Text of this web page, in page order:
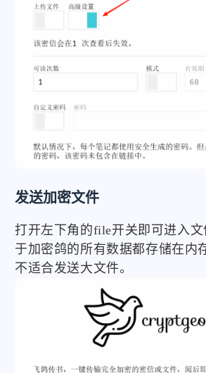
发送加密文件
打开左下角的file开关即可进入
于加密鸽的所有数据都存储在内
不适合发送大文件。